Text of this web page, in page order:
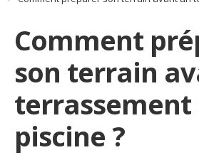
Comment
son terrain
terrassement
piscine ?